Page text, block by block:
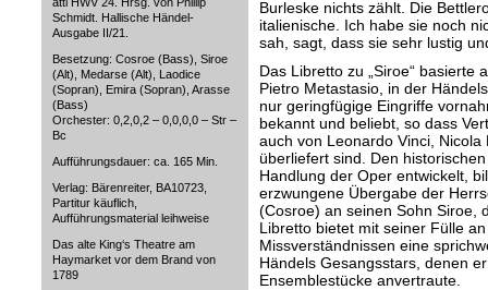
Schmidt. Hallische Händel-
Ausgabe II/21.
Besetzung: Cosroe (Bass), Siroe
(Alt), Medarse (Alt), Laodice
(Sopran), Emira (Sopran), Arasse
(Bass)
Orchester: 0,2,0,2 – 0,0,0,0 – Str –
Bc
Aufführungsdauer: ca. 165 Min.
Verlag: Bärenreiter, BA10723,
Partitur käuflich,
Aufführungsmaterial leihweise
Das alte King‘s Theatre am
Haymarket vor dem Brand von
1789
Burleske nichts zählt. Die
italienische. Ich habe sie noch
sah, sagt, dass sie sehr lustig
Das Libretto zu „Siroe“ basierte
Pietro Metastasio, in der
nur geringfügige Eingriffe
bekannt und beliebt, so dass
auch von Leonardo Vinci,
überliefert sind. Den
Handlung der Oper entwickelt,
erzwungene Übergabe der
(Cosroe) an seinen Sohn Siroe,
Libretto bietet mit seiner Fülle
Missverständnissen eine
Händels Gesangsstars, denen
Ensemblestücke anvertraute.